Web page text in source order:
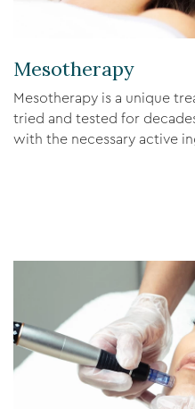
Mesotherapy
Mesotherapy is a unique
tried and tested for
with the necessary active